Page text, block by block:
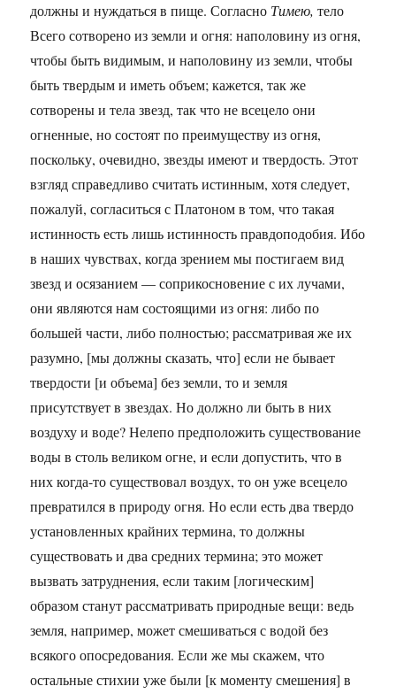
должны и нуждаться в пище. Согласно Тимею, тело
Всего сотворено из земли и огня: наполовину из огня,
чтобы быть видимым, и наполовину из земли, чтобы
быть твердым и иметь объем; кажется, так же
сотворены и тела звезд, так что не всецело они
огненные, но состоят по преимуществу из огня,
поскольку, очевидно, звезды имеют и твердость. Этот
взгляд справедливо считать истинным, хотя следует,
пожалуй, согласиться с Платоном в том, что такая
истинность есть лишь истинность правдоподобия. Ибо
в наших чувствах, когда зрением мы постигаем вид
звезд и осязанием — соприкосновение с их лучами,
они являются нам состоящими из огня: либо по
большей части, либо полностью; рассматривая же их
разумно, [мы должны сказать, что] если не бывает
твердости [и объема] без земли, то и земля
присутствует в звездах. Но должно ли быть в них
воздуху и воде? Нелепо предположить существование
воды в столь великом огне, и если допустить, что в
них когда-то существовал воздух, то он уже всецело
превратился в природу огня. Но если есть два твердо
установленных крайних термина, то должны
существовать и два средних термина; это может
вызвать затруднения, если таким [логическим]
образом станут рассматривать природные вещи: ведь
земля, например, может смешиваться с водой без
всякого опосредования. Если же мы скажем, что
остальные стихии уже были [к моменту смешения] в